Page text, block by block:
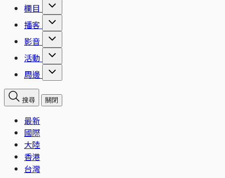
欄目
播客
影音
活動
周邊
搜尋 關閉
最新
國際
大陸
香港
台灣